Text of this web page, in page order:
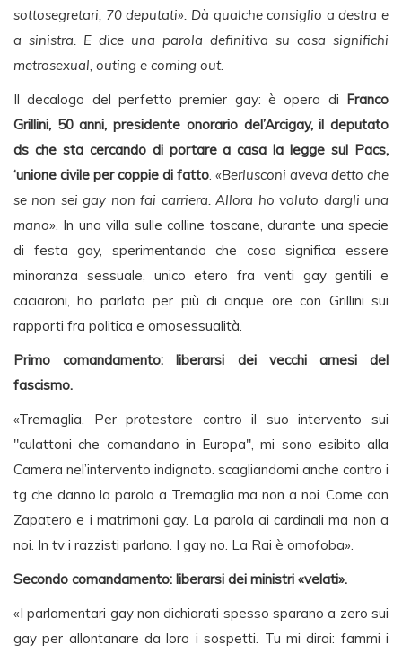
sottosegretari, 70 deputati». Dà qualche consiglio a destra e
a sinistra. E dice una parola definitiva su cosa significhi
metrosexual, outing e coming out.
Il decalogo del perfetto premier gay: è opera di Franco
Grillini, 50 anni, presidente onorario del’Arcigay, il deputato
ds che sta cercando di portare a casa la legge sul Pacs,
‘unione civile per coppie di fatto. «Berlusconi aveva detto che
se non sei gay non fai carriera. Allora ho voluto dargli una
mano». In una villa sulle colline toscane, durante una specie
di festa gay, sperimentando che cosa significa essere
minoranza sessuale, unico etero fra venti gay gentili e
caciaroni, ho parlato per più di cinque ore con Grillini sui
rapporti fra politica e omosessualità.
Primo comandamento: liberarsi dei vecchi arnesi del
fascismo.
«Tremaglia. Per protestare contro il suo intervento sui
"culattoni che comandano in Europa", mi sono esibito alla
Camera nel’intervento indignato. scagliandomi anche contro i
tg che danno la parola a Tremaglia ma non a noi. Come con
Zapatero e i matrimoni gay. La parola ai cardinali ma non a
noi. In tv i razzisti parlano. I gay no. La Rai è omofoba».
Secondo comandamento: liberarsi dei ministri «velati».
«I parlamentari gay non dichiarati spesso sparano a zero sui
gay per allontanare da loro i sospetti. Tu mi dirai: fammi i